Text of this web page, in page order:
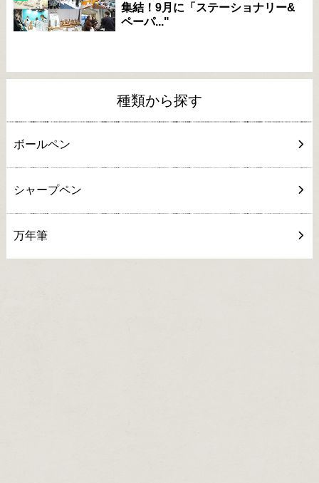
集結！9月に「ステーショナリー&
ペーパ..."
種類から探す
ボールペン
シャープペン
万年筆